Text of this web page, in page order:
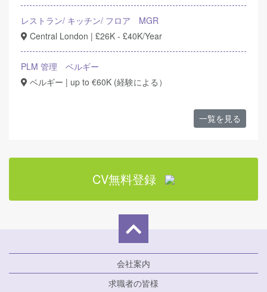
レストラン/ キッチン/ フロア MGR
Central London | £26K - £40K/Year
PLM 管理 ベルギー
ベルギー | up to €60K (経験による）
一覧を見る
CV無料登録
会社案内
求職者の皆様